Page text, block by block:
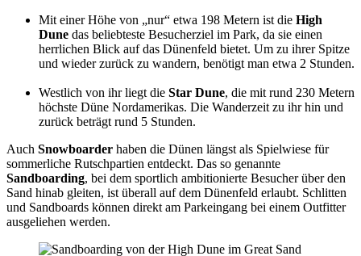
Mit einer Höhe von „nur“ etwa 198 Metern ist die High
Dune das beliebteste Besucherziel im Park, da sie einen
herrlichen Blick auf das Dünenfeld bietet. Um zu ihrer Spitze
und wieder zurück zu wandern, benötigt man etwa 2 Stunden.
Westlich von ihr liegt die Star Dune, die mit rund 230 Metern
höchste Düne Nordamerikas. Die Wanderzeit zu ihr hin und
zurück beträgt rund 5 Stunden.
Auch Snowboarder haben die Dünen längst als Spielwiese für
sommerliche Rutschpartien entdeckt. Das so genannte
Sandboarding, bei dem sportlich ambitionierte Besucher über den
Sand hinab gleiten, ist überall auf dem Dünenfeld erlaubt. Schlitten
und Sandboards können direkt am Parkeingang bei einem Outfitter
ausgeliehen werden.